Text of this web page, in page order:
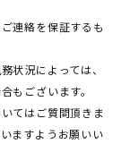
連絡を保証するも
状況によっては、
もございます。
てはご質問頂きま
ますようお願いい